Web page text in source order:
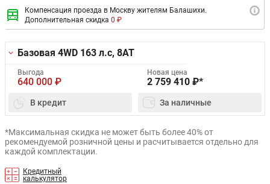
Компенсация проезда в Москву жителям Балашихи.
Дополнительная скидка 0 ₽
Базовая 4WD 163 л.с, 8AT
Выгода
640 000 ₽
Новая цена
2 759 410 ₽*
В кредит За наличные
*Максимальная скидка не может быть более 40% от
рекомендуемой розничной цены и расчитывается отдельно для
каждой комплектации.
Кредитный
калькулятор